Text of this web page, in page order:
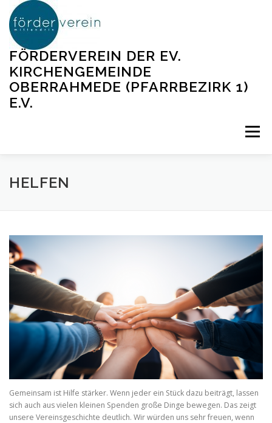
Zum
Inhalt
springen
FÖRDERVEREIN DER EV.
KIRCHENGEMEINDE
OBERRAHMEDE (PFARRBEZIRK 1)
E.V.
Menü
HELFEN
HELFEN
Gemeinsam ist Hilfe stärker. Wenn jeder ein Stück dazu beiträgt, lassen
sich auch aus vielen kleinen Spenden große Dinge bewegen. Das zeigt
unsere Vereinsgeschichte deutlich. Wir würden uns sehr freuen, wenn